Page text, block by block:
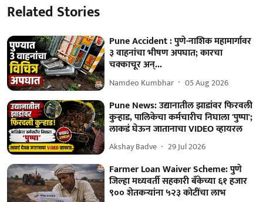
Related Stories
Pune Accident : पुणे-नाशिक महामार्गावर
३ वाहनांचा भीषण अपघात; कारचा
चक्काचूर अन्...
Namdeo Kumbhar 05 Aug 2026
Pune News: उद्यानातील झाडांवर फिरवली
कुऱ्हाड, पालिकेचा कर्मचारीच निघाला 'पुष्पा';
लाकडं घेऊन जातानाचा VIDEO व्हायरल
Akshay Badve 29 Jul 2026
Farmer Loan Waiver Scheme: पुणे
जिल्हा मध्यवर्ती सहकारी बँकेच्या ६१ हजार
९०० शेतकऱ्यांना ५२३ कोटींचा लाभ